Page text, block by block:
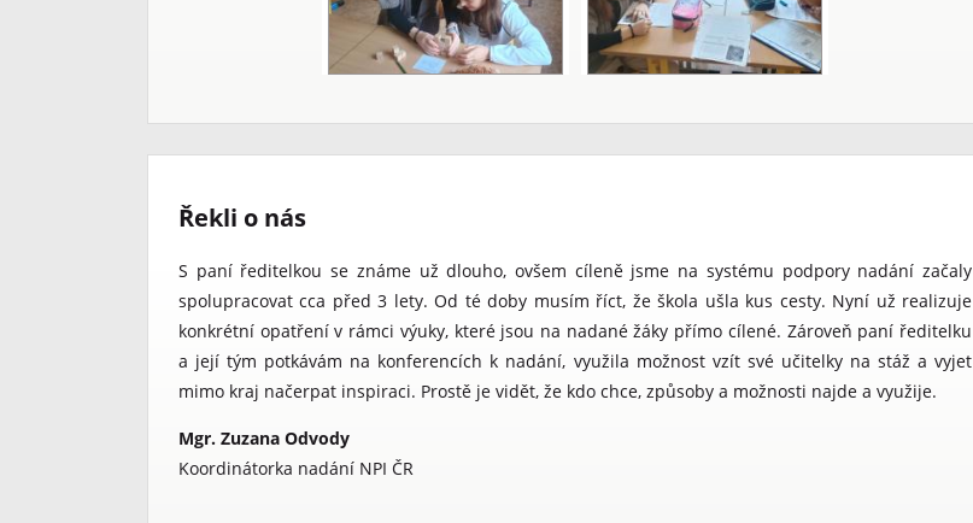
Řekli o nás
S paní ředitelkou se známe už dlouho, ovšem cíleně jsme na systému podpory nadání začaly
spolupracovat cca před 3 lety. Od té doby musím říct, že škola ušla kus cesty. Nyní už realizuje
konkrétní opatření v rámci výuky, které jsou na nadané žáky přímo cílené. Zároveň paní ředitelku
a její tým potkávám na konferencích k nadání, využila možnost vzít své učitelky na stáž a vyjet
mimo kraj načerpat inspiraci. Prostě je vidět, že kdo chce, způsoby a možnosti najde a využije.
Mgr. Zuzana Odvody
Koordinátorka nadání NPI ČR